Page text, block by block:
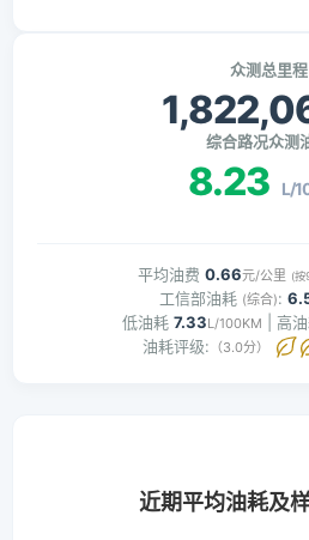
众测总里程
综合路况众测
8.23 L/
平均油费 0.66元/公里 (按
工信部油耗 (综合):
低油耗 7.33L/100KM | 高
油耗评级: （3.0分）